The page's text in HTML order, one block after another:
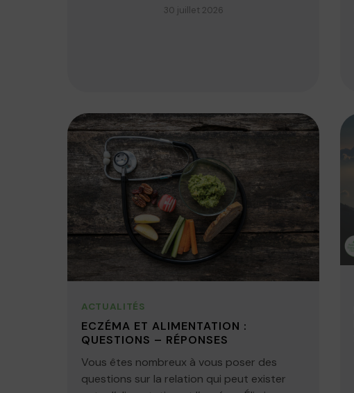
30 juillet 2026
ACTUALITÉS
ECZÉMA ET ALIMENTATION :
QUESTIONS – RÉPONSES
Vous êtes nombreux à vous poser des
questions sur la relation qui peut exister